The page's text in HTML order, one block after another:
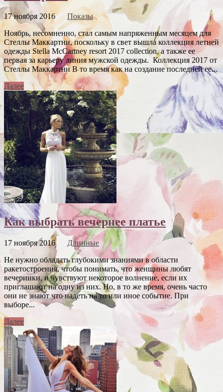
17 ноября 2016
Показы
Ноябрь, несомненно, стал самым напряженным месяцем для
Стеллы Маккартни, поскольку в свет вышла коллекция летней
одежды Stella McCartney resort 2017 collection, а также ее
первая за карьеру линия мужской одежды. Коллекция 2017 от
Стеллы Маккартни В то время как на создание последней ее...
Далее
Как выбрать вечернее платье
17 ноября 2016
Длинные
Не нужно обладать глубокими знаниями в области
ракетостроения, чтобы понимать, что женщины любят
вечеринки, и чувствуют некоторое волнение, если их
приглашают на одну из них. Но, в то же время, очень часто
они не знают что надеть на то или иное событие. При
выборе...
Далее